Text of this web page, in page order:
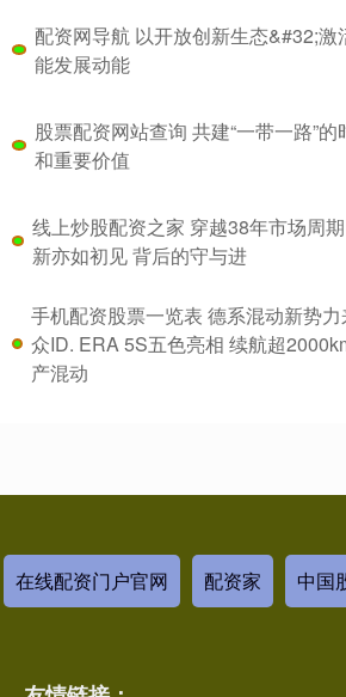
配资网导航 以开放创新生态&#32;激
能发展动能
股票配资网站查询 共建“一带一路”的
和重要价值
线上炒股配资之家 穿越38年市场周
新亦如初见 背后的守与进
手机配资股票一览表 德系混动新势力
众ID. ERA 5S五色亮相 续航超
产混动
在线配资门户官网 配资家 中国